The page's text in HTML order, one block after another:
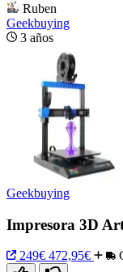
Ruben
Geekbuying
3 años
Geekbuying
Impresora 3D
249€ 472,95€